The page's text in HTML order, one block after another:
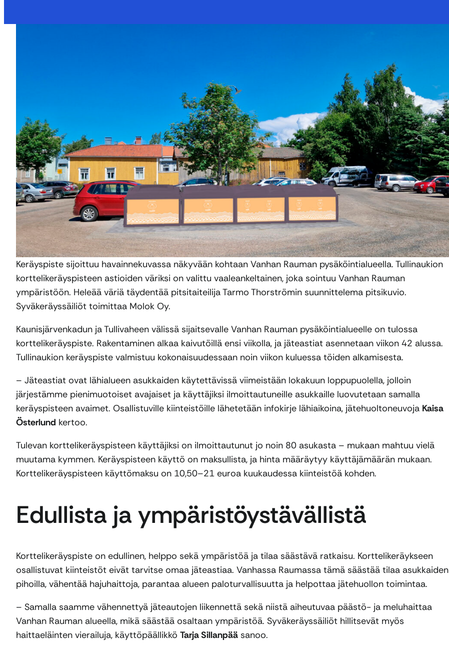
Keräyspiste sijoittuu havainnekuvassa näkyvään kohtaan Vanhan Rauman pysäköintialueella. Tullinaukion
korttelikeräyspisteen astioiden väriksi on valittu vaaleankeltainen, joka sointuu Vanhan Rauman
ympäristöön. Heleää väriä täydentää pitsitaiteilija Tarmo Thorströmin suunnittelema pitsikuvio.
Syväkeräyssäiliöt toimittaa Molok Oy.
Kaunisjärvenkadun ja Tullivaheen välissä sijaitsevalle Vanhan Rauman pysäköintialueelle on tulossa
korttelikeräyspiste. Rakentaminen alkaa kaivutöillä ensi viikolla, ja jäteastiat asennetaan viikon 42 alussa.
Tullinaukion keräyspiste valmistuu kokonaisuudessaan noin viikon kuluessa töiden alkamisesta.
– Jäteastiat ovat lähialueen asukkaiden käytettävissä viimeistään lokakuun loppupuolella, jolloin
järjestämme pienimuotoiset avajaiset ja käyttäjiksi ilmoittautuneille asukkaille luovutetaan samalla
keräyspisteen avaimet. Osallistuville kiinteistöille lähetetään infokirje lähiaikoina, jätehuoltoneuvoja Kaisa
Österlund kertoo.
Tulevan korttelikeräyspisteen käyttäjiksi on ilmoittautunut jo noin 80 asukasta – mukaan mahtuu vielä
muutama kymmen. Keräyspisteen käyttö on maksullista, ja hinta määräytyy käyttäjämäärän mukaan.
Korttelikeräyspisteen käyttömaksu on 10,50–21 euroa kuukaudessa kiinteistöä kohden.
Edullista ja ympäristöystävällistä
Korttelikeräyspiste on edullinen, helppo sekä ympäristöä ja tilaa säästävä ratkaisu. Korttelikeräykseen
osallistuvat kiinteistöt eivät tarvitse omaa jäteastiaa. Vanhassa Raumassa tämä säästää tilaa asukkaiden
pihoilla, vähentää hajuhaittoja, parantaa alueen paloturvallisuutta ja helpottaa jätehuollon toimintaa.
– Samalla saamme vähennettyä jäteautojen liikennettä sekä niistä aiheutuvaa päästö- ja meluhaittaa
Vanhan Rauman alueella, mikä säästää osaltaan ympäristöä. Syväkeräyssäiliöt hillitsevät myös
haittaeläinten vierailuja, käyttöpäällikkö Tarja Sillanpää sanoo.